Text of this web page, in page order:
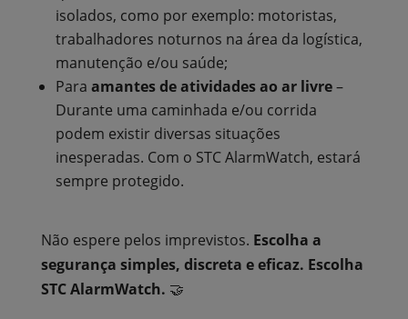
isolados, como por exemplo: motoristas,
trabalhadores noturnos na área da logística,
manutenção e/ou saúde;
Para amantes de atividades ao ar livre–
Durante uma caminhada e/ou corrida
podem existir diversas situações
inesperadas. Com o STC AlarmWatch, estará
sempre protegido.
Não espere pelos imprevistos. Escolha a
segurança simples, discreta e eficaz. Escolha
STC AlarmWatch. 🤝